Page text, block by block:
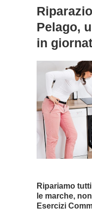
Pelago,
in
Ripariamo
le marche,
Esercizi